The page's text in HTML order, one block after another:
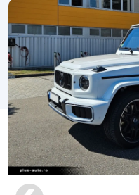
Autoutilitare
Alte tipuri vehicule
Despre Noi
Contact